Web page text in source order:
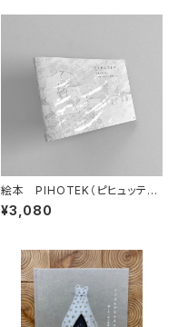
絵本 PIHOTEK（ピヒュッティ）
北極を風と歩く
¥3,080